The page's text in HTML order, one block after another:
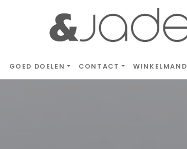
GOED DOELEN CONTACT WINKELMAND